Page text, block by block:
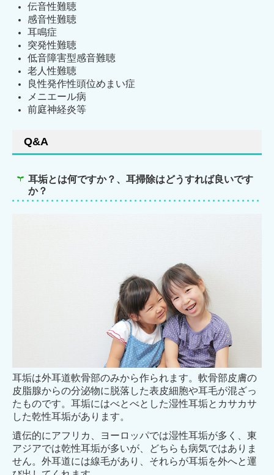
伝音性難聴
感音性難聴
耳鳴症
突発性難聴
低音障害型感音難聴
老人性難聴
良性発作性頭位めまい症
メニエール病
前庭神経炎等
Q&A
耳垢とは何ですか？、耳掃除はどうすれば良いです
か？
耳垢は外耳道軟骨部のみから作られます。軟骨部皮膚の
皮脂腺からの分泌物に脱落した表皮細胞や耳毛が混ざっ
たものです。耳垢にはべとべとした湿性耳垢とカサカサ
した乾性耳垢があります。
遺伝的にアフリカ、ヨーロッパでは湿性耳垢が多く、東
アジアでは乾性耳垢が多いが、どちらも病気ではありま
せん。外耳道には線毛があり、それらが耳垢を外へと運